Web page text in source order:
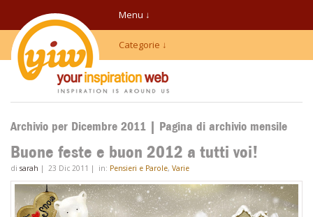
Menu ↓
Categorie ↓
Archivio per Dicembre 2011 | Pagina di archivio mensile
Buone feste e buon 2012 a tutti voi!
di sarah | 23 Dic 2011 | in: Pensieri e Parole, Varie